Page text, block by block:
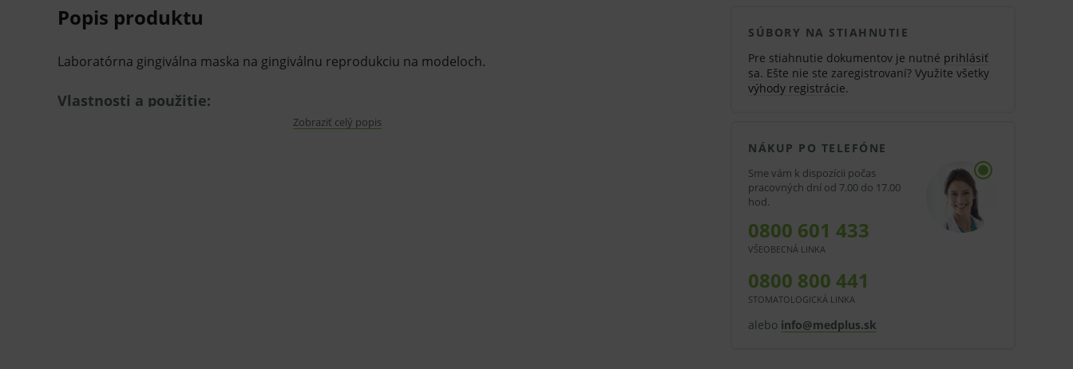
Popis produktu
Laboratórna gingiválna maska ​​na gingiválnu reprodukciu na modeloch.
Vlastnosti a použitie:
Zobraziť celý popis
SÚBORY NA STIAHNUTIE
Pre stiahnutie dokumentov je nutné prihlásiť
sa. Ešte nie ste zaregistrovaní? Využite všetky
výhody registrácie.
NÁKUP PO TELEFÓNE
Sme vám k dispozícii počas
pracovných dní od 7.00 do 17.00
hod.
0800 601 433
VŠEOBECNÁ LINKA
0800 800 441
STOMATOLOGICKÁ LINKA
alebo info@medplus.sk